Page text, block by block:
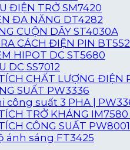
ĐIỆN TRỞ SM7420
ĐA NĂNG DT4282
CUỘN DÂY ST4030A
CÁCH ĐIỆN PIN
HIPOT DC ST5680
DC SS7012
CHẤT LƯỢNG ĐIỆN
SUẤT PW3336
công suất 3 PHA |
TRỞ KHÁNG IM7580
CÔNG SUẤT PW8001
ánh sáng FT3425